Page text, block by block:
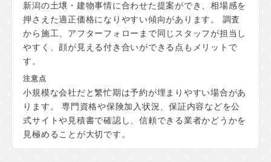
新潟の土壌・建物事情に合わせた提案ができ、相場感を
押さえた適正価格になりやすい傾向があります。 調査
から施工、アフターフォローまで同じスタッフが担当し
やすく、顔が見える付き合いができる点もメリットで
す。
小規模な会社だと繁忙期は予約が埋まりやすい場合があ
ります。 専門資格や保険加入状況、保証内容などを公
式サイトや見積書で確認し、信頼できる業者かどうかを
見極めることが大切です。